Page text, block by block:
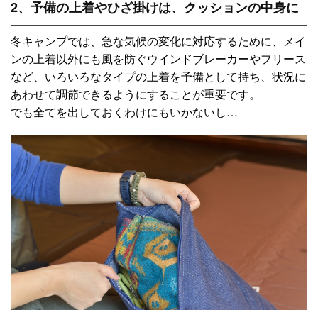
2、予備の上着やひざ掛けは、クッションの中身に
冬キャンプでは、急な気候の変化に対応するために、メイ
ンの上着以外にも風を防ぐウインドブレーカーやフリース
など、いろいろなタイプの上着を予備として持ち、状況に
あわせて調節できるようにすることが重要です。
でも全てを出しておくわけにもいかないし…